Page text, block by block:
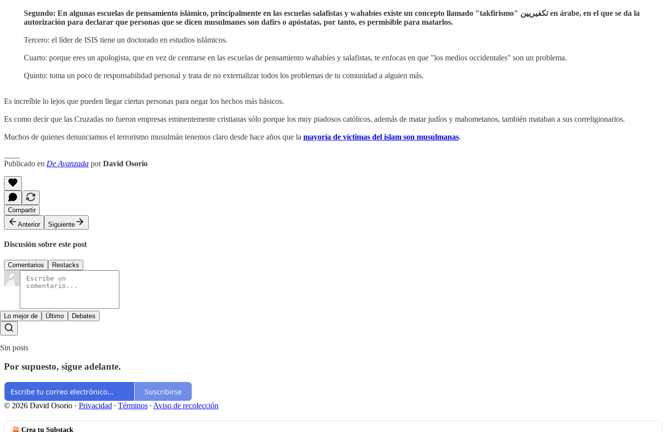
Segundo: En algunas escuelas de pensamiento islámico, principalmente en las escuelas salafistas y wahabíes existe un concepto llamado "takfirismo" تكفيريين en árabe, en el que se da la
autorización para declarar que personas que se dicen musulmanes son dafirs o apóstatas, por tanto, es permisible para matarlos.
Tercero: el líder de ISIS tiene un doctorado en estudios islámicos.
Cuarto: porque eres un apologista, que en vez de centrarse en las escuelas de pensamiento wahabíes y salafistas, te enfocas en que "los medios occidentales" son un problema.
Quinto: toma un poco de responsabilidad personal y trata de no externalizar todos los problemas de tu comunidad a alguien más.
Es increíble lo lejos que pueden llegar ciertas personas para negar los hechos más básicos.
Es como decir que las Cruzadas no fueron empresas eminentemente cristianas sólo porque los muy piadosos católicos, además de matar judíos y mahometanos, también mataban a sus correligionarios.
Muchos de quienes denunciamos el terrorismo musulmán tenemos claro desde hace años que la mayoría de víctimas del islam son musulmanas.
Publicado en De Avanzada porDavid Osorio
Compartir
Anterior
Siguiente
Discusión sobre este post
Comentarios Restacks
Lo mejor de Último Debates
Sin posts
Por supuesto, sigue adelante.
Suscribirse
© 2026 David Osorio · Privacidad ∙ Términos ∙ Aviso de recolección
Crea tu Substack